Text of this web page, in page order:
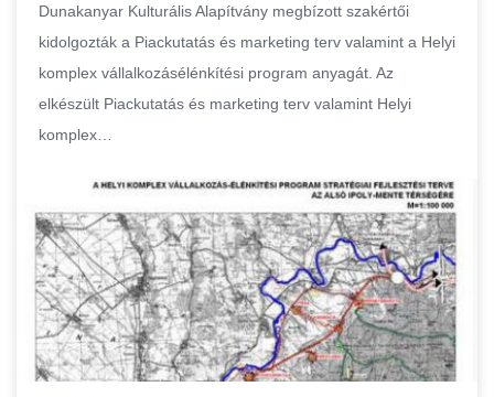
Dunakanyar Kulturális Alapítvány megbízott szakértői
kidolgozták a Piackutatás és marketing terv valamint a Helyi
komplex vállalkozásélénkítési program anyagát. Az
elkészült Piackutatás és marketing terv valamint Helyi
komplex…